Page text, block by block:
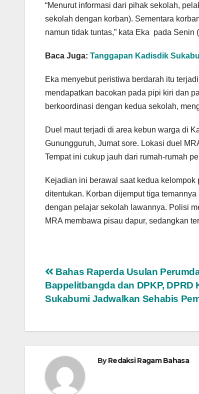
“Menurut informasi dari pihak sekolah,
sekolah dengan korban). Sementara
namun tidak tuntas,” kata Eka pada Senin
Baca Juga: Tanggapan Kadisdik
Eka menyebut peristiwa berdarah itu
mendapatkan bacokan pada pipi kiri dan
berkoordinasi dengan kedua sekolah,
Duel maut terjadi di area kebun warga di
Gunungguruh, Jumat sore. Lokasi duel
Tempat ini cukup jauh dari rumah-rumah
Kejadian ini berawal saat kedua
ditentukan. Korban dijemput tiga
dengan pelajar sekolah lawannya. Polisi
MRA membawa pisau dapur, sedangkan
Navigasi
pos
Bahas Raperda Usulan
Bappelitbangda dan DPKP, DPRD
Sukabumi Jadwalkan Sehabis
ByRedaksi Ragam Bahasa